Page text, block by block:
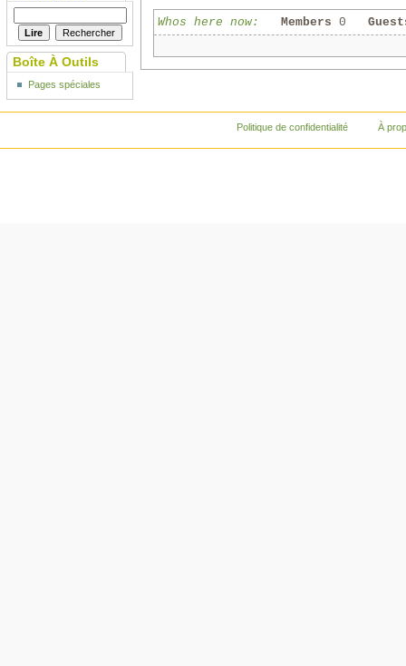
Whos here now: Members 0
Boîte À Outils
Pages spéciales
Politique de confidentialité À